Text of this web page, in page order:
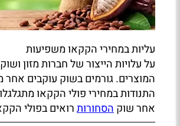
עליות במחירי הקקאו משפיעות
על עלויות הייצור של חברות מזון
המוצרים. גורמים בשוק עוקבים
התנודות במחירי פולי הקקאו
אחר שוקהסחורותרואים בפולי